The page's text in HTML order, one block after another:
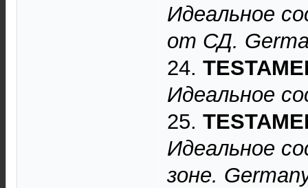
Идеальное
от СД.
24.
Идеальное
25.
Идеальное
зоне.